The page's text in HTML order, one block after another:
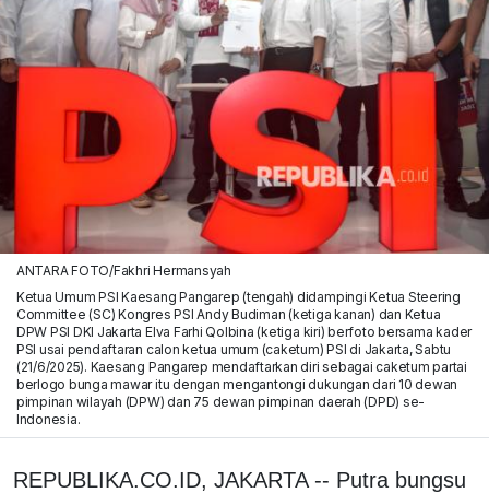
ANTARA FOTO/Fakhri Hermansyah
Ketua Umum PSI Kaesang Pangarep (tengah) didampingi Ketua Steering
Committee (SC) Kongres PSI Andy Budiman (ketiga kanan) dan Ketua
DPW PSI DKI Jakarta Elva Farhi Qolbina (ketiga kiri) berfoto bersama kader
PSI usai pendaftaran calon ketua umum (caketum) PSI di Jakarta, Sabtu
(21/6/2025). Kaesang Pangarep mendaftarkan diri sebagai caketum partai
berlogo bunga mawar itu dengan mengantongi dukungan dari 10 dewan
pimpinan wilayah (DPW) dan 75 dewan pimpinan daerah (DPD) se-
Indonesia.
REPUBLIKA.CO.ID, JAKARTA -- Putra bungsu